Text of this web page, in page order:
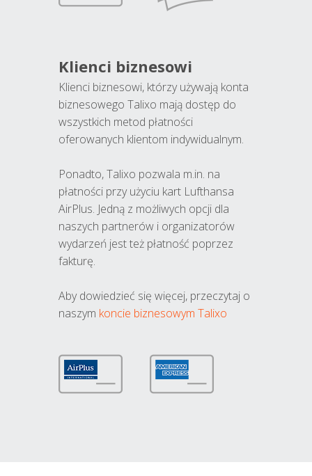
Klienci biznesowi
Klienci biznesowi, którzy używają konta
biznesowego Talixo mają dostęp do
wszystkich metod płatności
oferowanych klientom indywidualnym.
Ponadto, Talixo pozwala m.in. na
płatności przy użyciu kart Lufthansa
AirPlus. Jedną z możliwych opcji dla
naszych partnerów i organizatorów
wydarzeń jest też płatność poprzez
fakturę.
Aby dowiedzieć się więcej, przeczytaj o
naszym koncie biznesowym Talixo